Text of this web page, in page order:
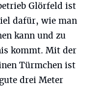
Glörfeld ist
dafür, wie man
kann und zu
kommt. Mit der
Türmchen ist
drei Meter